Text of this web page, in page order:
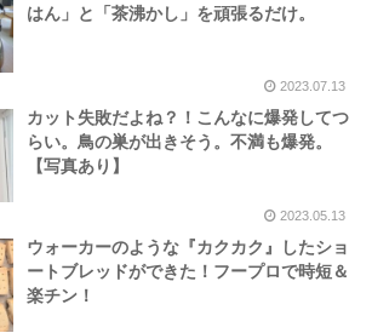
はん」と「茶沸かし」を頑張るだけ。
2023.07.13
カット失敗だよね？！こんなに爆発してつ
らい。鳥の巣が出きそう。不満も爆発。
【写真あり】
2023.05.13
ウォーカーのような『カクカク』したショ
ートブレッドができた！フープロで時短＆
楽チン！